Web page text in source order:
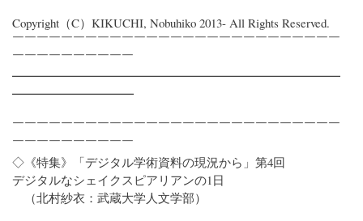
Copyright（C）KIKUCHI, Nobuhiko 2013- All Rights Reserved.
￣￣￣￣￣￣￣￣￣￣￣￣￣￣￣￣￣￣￣￣￣￣￣￣￣￣￣
￣￣￣￣￣￣￣￣￣￣
━━━━━━━━━━━━━━━━━━━━━━━━━━━
━━━━━━━━━━
￣￣￣￣￣￣￣￣￣￣￣￣￣￣￣￣￣￣￣￣￣￣￣￣￣￣￣
￣￣￣￣￣￣￣￣￣￣
◇《特集》「デジタル学術資料の現況から」第4回
デジタルなシェイクスピアリアンの1日
（北村紗衣：武蔵大学人文学部）